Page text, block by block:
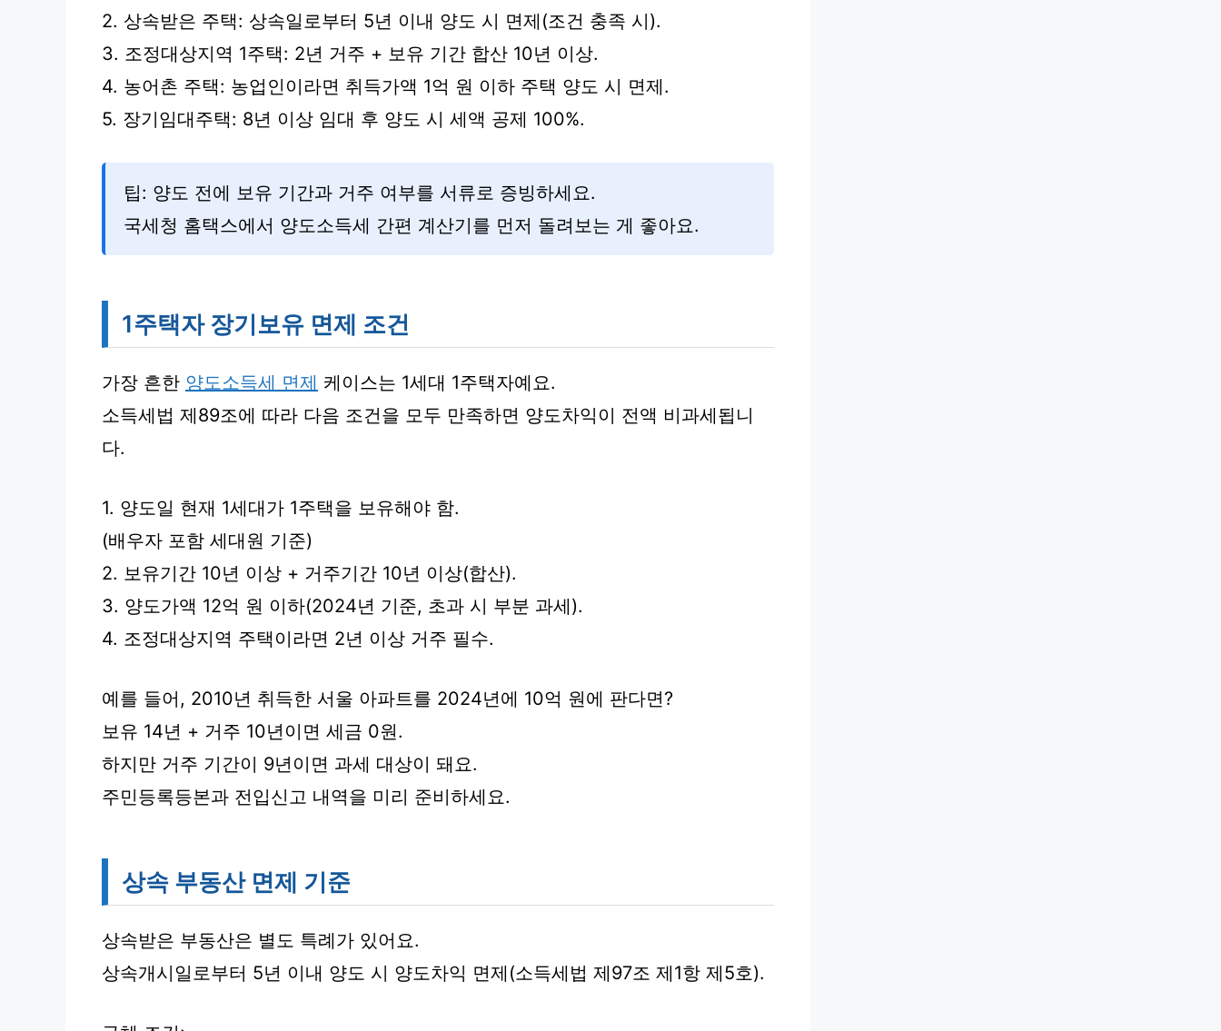
2. 상속받은 주택: 상속일로부터 5년 이내 양도 시 면제(조건 충족 시).
3. 조정대상지역 1주택: 2년 거주 + 보유 기간 합산 10년 이상.
4. 농어촌 주택: 농업인이라면 취득가액 1억 원 이하 주택 양도 시 면제.
5. 장기임대주택: 8년 이상 임대 후 양도 시 세액 공제 100%.
팁: 양도 전에 보유 기간과 거주 여부를 서류로 증빙하세요.
국세청 홈택스에서 양도소득세 간편 계산기를 먼저 돌려보는 게 좋아요.
1주택자 장기보유 면제 조건
가장 흔한 양도소득세 면제 케이스는 1세대 1주택자예요.
소득세법 제89조에 따라 다음 조건을 모두 만족하면 양도차익이 전액 비과세됩니
다.
1. 양도일 현재 1세대가 1주택을 보유해야 함.
(배우자 포함 세대원 기준)
2. 보유기간 10년 이상 + 거주기간 10년 이상(합산).
3. 양도가액 12억 원 이하(2024년 기준, 초과 시 부분 과세).
4. 조정대상지역 주택이라면 2년 이상 거주 필수.
예를 들어, 2010년 취득한 서울 아파트를 2024년에 10억 원에 판다면?
보유 14년 + 거주 10년이면 세금 0원.
하지만 거주 기간이 9년이면 과세 대상이 돼요.
주민등록등본과 전입신고 내역을 미리 준비하세요.
상속 부동산 면제 기준
상속받은 부동산은 별도 특례가 있어요.
상속개시일로부터 5년 이내 양도 시 양도차익 면제(소득세법 제97조 제1항 제5호).